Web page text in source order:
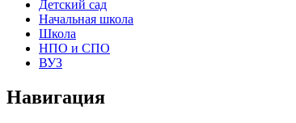
Детский сад
Начальная школа
Школа
НПО и СПО
ВУЗ
Навигация